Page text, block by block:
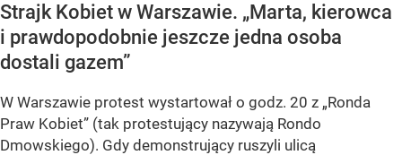
Strajk Kobiet w Warszawie. „Marta, kierowca
i prawdopodobnie jeszcze jedna osoba
dostali gazem”
W Warszawie protest wystartował o godz. 20 z „Ronda
Praw Kobiet” (tak protestujący nazywają Rondo
Dmowskiego). Gdy demonstrujący ruszyli ulicą